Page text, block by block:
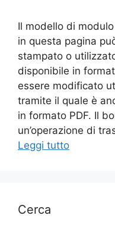
Il modello di
in questa pagina
stampato o
disponibile in
essere modificato
tramite il quale è
in formato PDF. Il
un’operazione di
Leggi tutto
Cerca